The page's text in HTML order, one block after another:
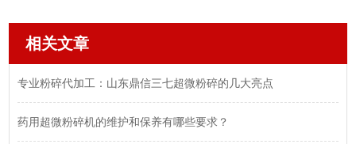
相关文章
专业粉碎代加工：山东鼎信三七超微粉碎的几大亮点
药用超微粉碎机的维护和保养有哪些要求？